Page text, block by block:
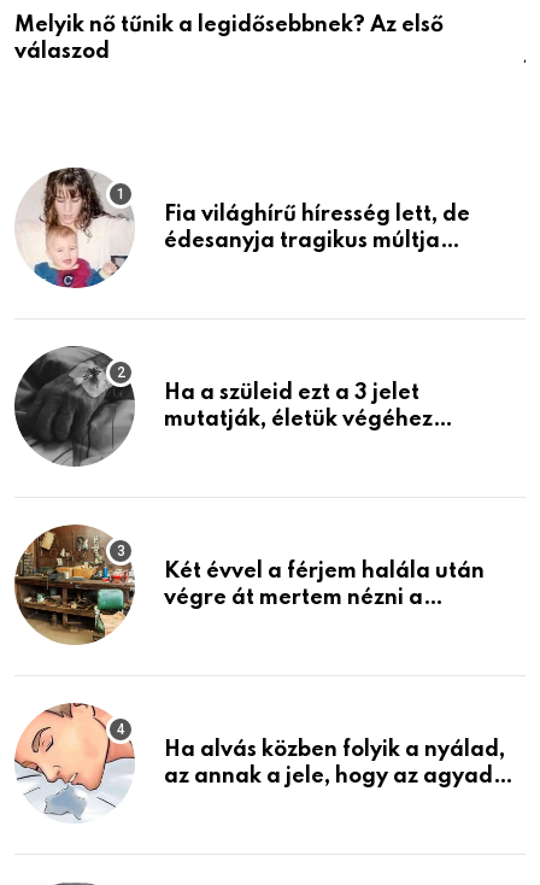
Melyik nő tűnik a legidősebbnek? Az első
válaszod
Fia világhírű híresség lett, de
édesanyja tragikus múltja
Ha a szüleid ezt a 3 jelet
mutatják, életük végéhez
Két évvel a férjem halála után
végre át mertem nézni a
életemet
Ha alvás közben folyik a nyálad,
az annak a jele, hogy az agyad…